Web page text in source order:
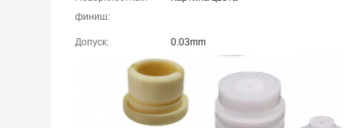
финиш:
Допуск: 0.03mm